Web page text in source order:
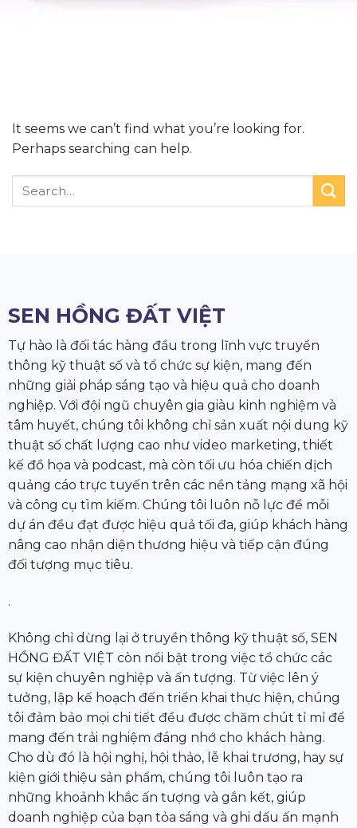
It seems we can’t find what you’re looking for.
Perhaps searching can help.
SEN HỒNG ĐẤT VIỆT
Tự hào là đối tác hàng đầu trong lĩnh vực truyền
thông kỹ thuật số và tổ chức sự kiện, mang đến
những giải pháp sáng tạo và hiệu quả cho doanh
nghiệp. Với đội ngũ chuyên gia giàu kinh nghiệm và
tâm huyết, chúng tôi không chỉ sản xuất nội dung kỹ
thuật số chất lượng cao như video marketing, thiết
kế đồ họa và podcast, mà còn tối ưu hóa chiến dịch
quảng cáo trực tuyến trên các nền tảng mạng xã hội
và công cụ tìm kiếm. Chúng tôi luôn nỗ lực để mỗi
dự án đều đạt được hiệu quả tối đa, giúp khách hàng
nâng cao nhận diện thương hiệu và tiếp cận đúng
đối tượng mục tiêu.
.
Không chỉ dừng lại ở truyền thông kỹ thuật số, SEN
HỒNG ĐẤT VIỆT còn nổi bật trong việc tổ chức các
sự kiện chuyên nghiệp và ấn tượng. Từ việc lên ý
tưởng, lập kế hoạch đến triển khai thực hiện, chúng
tôi đảm bảo mọi chi tiết đều được chăm chút tỉ mỉ để
mang đến trải nghiệm đáng nhớ cho khách hàng.
Cho dù đó là hội nghị, hội thảo, lễ khai trương, hay sự
kiện giới thiệu sản phẩm, chúng tôi luôn tạo ra
những khoảnh khắc ấn tượng và gắn kết, giúp
doanh nghiệp của bạn tỏa sáng và ghi dấu ấn mạnh